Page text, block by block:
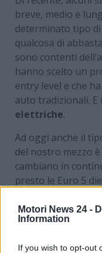
Motori News 24 -
Information
If you wish to opt-out
breve, medio e
determinato tipo
qualcosa di
sono contenti
hanno scelto un
entry level e che
auto tradizionali. E
elettriche.
Ad oggi anche il
del nostro mezzo
cambiano in
presto le Euro 5
del nostro paese
molti di noi